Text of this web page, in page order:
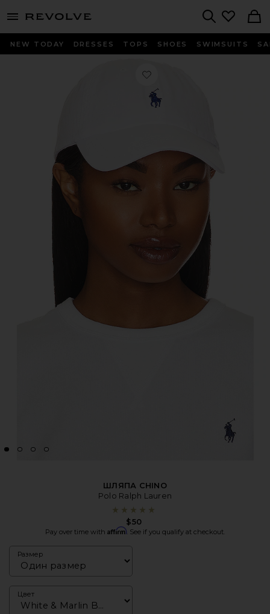
menu - shows more content
NEW TODAY DRESSES TOPS SHOES SWIMSUITS
Любимое ШЛЯПА CHINO
ШЛЯПА CHINO
Polo Ralph Lauren
$50
Pay over time with Affirm . See if you qualify at checkout.
Размер
Цвет